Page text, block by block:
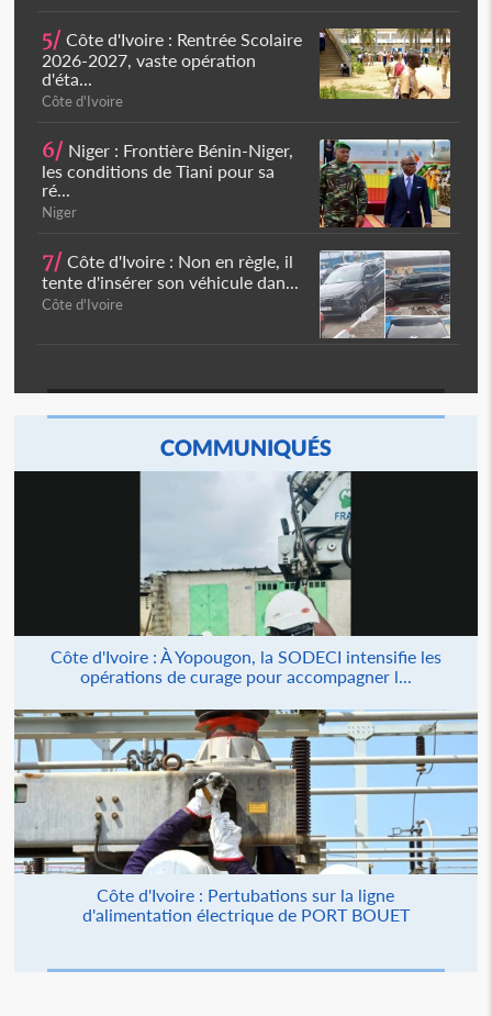
5/ Côte d'Ivoire : Rentrée Scolaire
2026-2027, vaste opération
d'éta...
Côte d'Ivoire
6/ Niger : Frontière Bénin-Niger,
les conditions de Tiani pour sa
ré...
Niger
7/ Côte d'Ivoire : Non en règle, il
tente d'insérer son véhicule dan...
Côte d'Ivoire
COMMUNIQUÉS
Côte d'Ivoire : À Yopougon, la SODECI intensifie les
opérations de curage pour accompagner l...
Côte d'Ivoire : Pertubations sur la ligne
d'alimentation électrique de PORT BOUET